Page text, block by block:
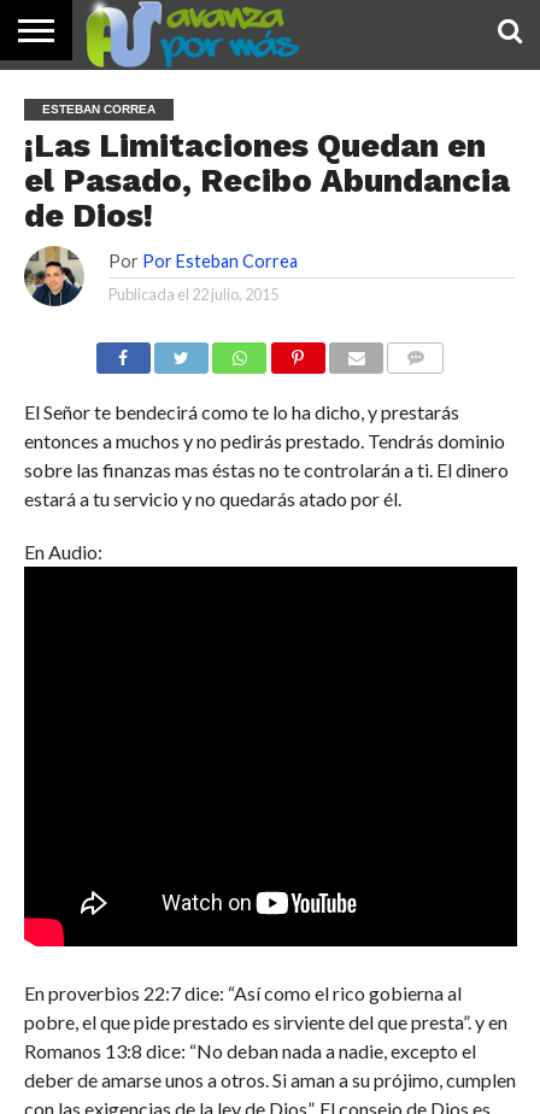
PALABRA
DE HOY
DEVOCIONALES
NOTICIAS
TESTIMONIOS
ORACIONES
SOBRE
NOSOTROS
IMÁGENES
ESTEBAN CORREA
¡Las Limitaciones Quedan en
el Pasado, Recibo Abundancia
de Dios!
Por Por Esteban Correa
Publicada el 22 julio, 2015
El Señor te bendecirá como te lo ha dicho, y prestarás
entonces a muchos y no pedirás prestado. Tendrás dominio
sobre las finanzas mas éstas no te controlarán a ti. El dinero
estará a tu servicio y no quedarás atado por él.
En Audio:
En proverbios 22:7 dice: “Así como el rico gobierna al
pobre, el que pide prestado es sirviente del que presta”. y en
Romanos 13:8 dice: “No deban nada a nadie, excepto el
deber de amarse unos a otros. Si aman a su prójimo, cumplen
con las exigencias de la ley de Dios”. El consejo de Dios es